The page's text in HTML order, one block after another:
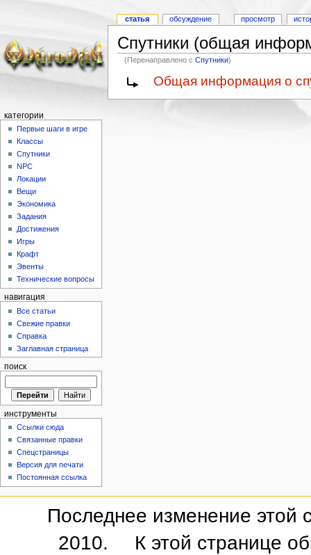
Спутники (общая
(Перенаправлено сСпутники)
Общая информация о
статья обсуждение просмотр
категории
Первые шаги в игре
Классы
Спутники
NPC
Локации
Вещи
Экономика
Задания
Достижения
Игры
Крафт
Эвенты
Технические вопросы
навигация
Все статьи
Свежие правки
Справка
Заглавная страница
поиск
инструменты
Ссылки сюда
Связанные правки
Спецстраницы
Версия для печати
Постоянная ссылка
Последнее изменение этой
2010.
К этой странице